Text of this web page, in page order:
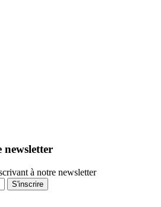
newsletter
à notre newsletter
S'inscrire